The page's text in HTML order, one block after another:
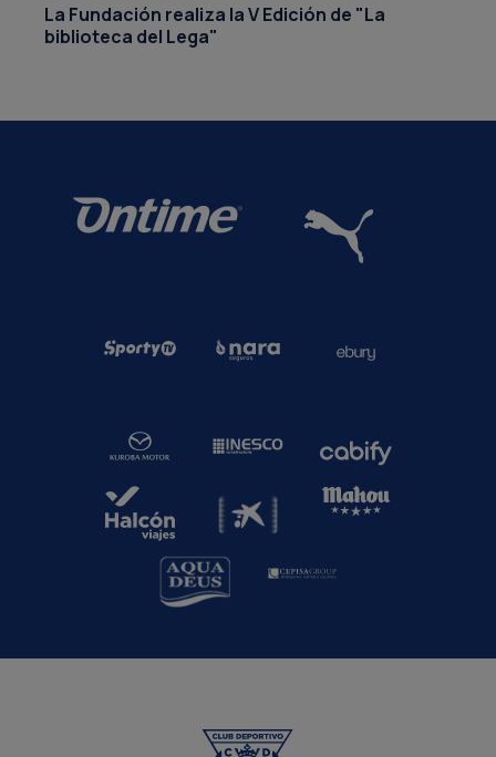
La Fundación realiza la V Edición de "La
biblioteca del Lega"